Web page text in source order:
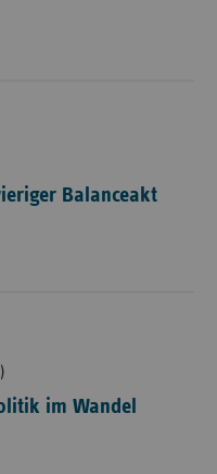
Balanceakt
im Wandel